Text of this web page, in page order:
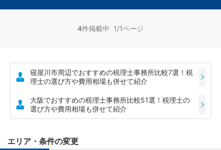
4件掲載中 1/1ページ
寝屋川市周辺でおすすめの税理士事務所比較7選！税
理士の選び方や費用相場も併せて紹介
大阪でおすすめの税理士事務所比較51選！税理士の
選び方や費用相場も併せて紹介
エリア・条件の変更